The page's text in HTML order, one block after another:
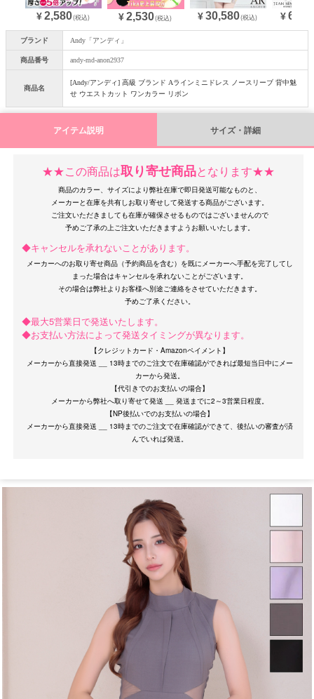
¥ 2,580(税込) ¥ 2,530(税込) ¥ 30,580(税込) ¥
ブランド Andy「アンディ」
商品番号 andy-md-anon2937
商品名
[Andy/アンディ] 高級 ブランド Aラインミニドレス ノースリーブ 背中魅
せ ウエストカット ワンカラー リボン
アイテム説明 サイズ・詳細
★★この商品は取り寄せ商品となります★★
商品のカラー、サイズにより弊社在庫で即日発送可能なものと、
メーカーと在庫を共有しお取り寄せして発送する商品がございます。
ご注文いただきましても在庫が確保させるものではございませんので
◆キャンセルを承れないことがあります。
メーカーへのお取り寄せ商品（予約商品を含む）を既にメーカーへ手配を完了してし
まった場合はキャンセルを承れないことがございます。
その場合は弊社よりお客様へ別途ご連絡をさせていただきます。
◆最大5営業日で発送いたします。
◆お支払い方法によって発送タイミングが異なります。
【クレジットカード・Amazonペイメント】
メーカーから直接発送 __ 13時までのご注文で在庫確認ができれば最短当日中にメー
カーから発送。
【代引きでのお支払いの場合】
メーカーから弊社へ取り寄せて発送 __ 発送までに2～3営業日程度。
【NP後払いでのお支払いの場合】
メーカーから直接発送 __ 13時までのご注文で在庫確認ができて、後払いの審査が済